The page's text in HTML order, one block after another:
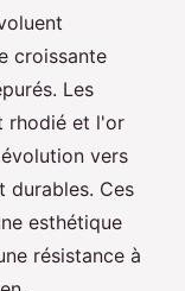
croissante
Les
rhodié et l'or
vers
durables. Ces
esthétique
résistance à